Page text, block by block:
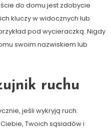
do domu jest zdobycie
kluczy w widocznych lub
pod wycieraczką. Nigdy
swoim nazwiskiem lub
ruchu
jeśli wykryją ruch:
Twoich sąsiadów i